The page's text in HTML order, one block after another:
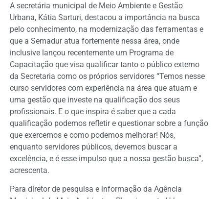
A secretária municipal de Meio Ambiente e Gestão
Urbana, Kátia Sarturi, destacou a importância na busca
pelo conhecimento, na modernização das ferramentas e
que a Semadur atua fortemente nessa área, onde
inclusive lançou recentemente um Programa de
Capacitação que visa qualificar tanto o público externo
da Secretaria como os próprios servidores “Temos nesse
curso servidores com experiência na área que atuam e
uma gestão que investe na qualificação dos seus
profissionais. E o que inspira é saber que a cada
qualificação podemos refletir e questionar sobre a função
que exercemos e como podemos melhorar! Nós,
enquanto servidores públicos, devemos buscar a
excelência, e é esse impulso que a nossa gestão busca”,
acrescenta.
Para diretor de pesquisa e informação da Agência